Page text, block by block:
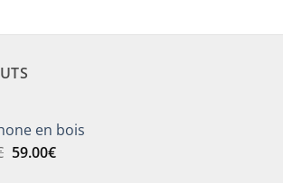
en bois
Le
59.00€Le